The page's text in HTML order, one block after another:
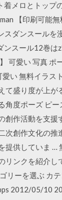
メロとトップ
【印刷可能
スダンスールを
ンスール12巻は
可愛い 写真 ポ
愛い 無料イラス
て盛り度が上が
角度ポーズ ピー
創作活動を支援
次創作文化の推
提供していま …
リンクを紹介し
リーを選ぶ カ
2012/05/10